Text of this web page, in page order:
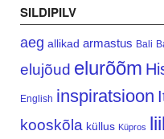
SILDIPILV
aeg allikad armastus Bali
elujõud elurõõm
English inspiratsioon
kooskõla küllus Küpros